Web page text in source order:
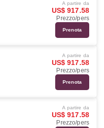
A partire da
US$ 917.58
Prezzo/pers
Prenota
A partire da
US$ 917.58
Prezzo/pers
Prenota
A partire da
US$ 917.58
Prezzo/pers